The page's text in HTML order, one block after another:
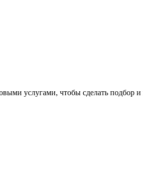
услугами, чтобы сделать подбор